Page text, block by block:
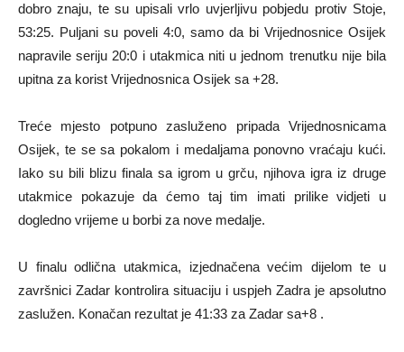
dobro znaju, te su upisali vrlo uvjerljivu pobjedu protiv Stoje,
53:25. Puljani su poveli 4:0, samo da bi Vrijednosnice Osijek
napravile seriju 20:0 i utakmica niti u jednom trenutku nije bila
upitna za korist Vrijednosnica Osijek sa +28.
Treće mjesto potpuno zasluženo pripada Vrijednosnicama
Osijek, te se sa pokalom i medaljama ponovno vraćaju kući.
Iako su bili blizu finala sa igrom u grču, njihova igra iz druge
utakmice pokazuje da ćemo taj tim imati prilike vidjeti u
dogledno vrijeme u borbi za nove medalje.
U finalu odlična utakmica, izjednačena većim dijelom te u
završnici Zadar kontrolira situaciju i uspjeh Zadra je apsolutno
zaslužen. Konačan rezultat je 41:33 za Zadar sa+8 .